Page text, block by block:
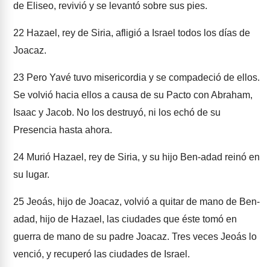
de Eliseo, revivió y se levantó sobre sus pies.
22 Hazael, rey de Siria, afligió a Israel todos los días de
Joacaz.
23 Pero Yavé tuvo misericordia y se compadeció de ellos.
Se volvió hacia ellos a causa de su Pacto con Abraham,
Isaac y Jacob. No los destruyó, ni los echó de su
Presencia hasta ahora.
24 Murió Hazael, rey de Siria, y su hijo Ben-adad reinó en
su lugar.
25 Jeoás, hijo de Joacaz, volvió a quitar de mano de Ben-
adad, hijo de Hazael, las ciudades que éste tomó en
guerra de mano de su padre Joacaz. Tres veces Jeoás lo
venció, y recuperó las ciudades de Israel.